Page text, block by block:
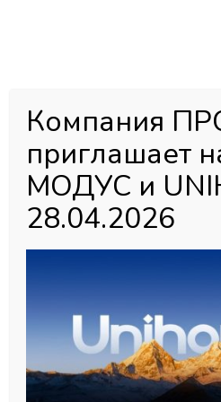
Главная страница Магазин»
Направляющие»Система ящиков
Держатель продольного
СТАРТ
Компания
приглашает
МОДУС и
28.04.2026